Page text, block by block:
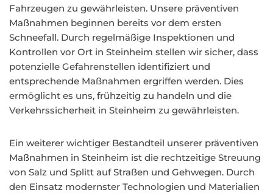
Fahrzeugen zu gewährleisten. Unsere präventiven
Maßnahmen beginnen bereits vor dem ersten
Schneefall. Durch regelmäßige Inspektionen und
Kontrollen vor Ort in Steinheim stellen wir sicher, dass
potenzielle Gefahrenstellen identifiziert und
entsprechende Maßnahmen ergriffen werden. Dies
ermöglicht es uns, frühzeitig zu handeln und die
Verkehrssicherheit in Steinheim zu gewährleisten.
Ein weiterer wichtiger Bestandteil unserer präventiven
Maßnahmen in Steinheim ist die rechtzeitige Streuung
von Salz und Splitt auf Straßen und Gehwegen. Durch
den Einsatz modernster Technologien und Materialien